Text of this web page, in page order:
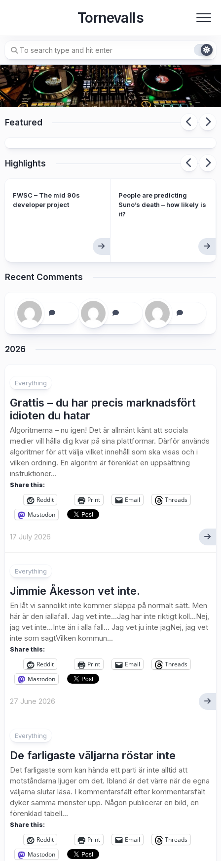
Tornevalls
Featured
Highlights
FWSC – The mid 90s
developer project
People are predicting
Suno’s death – how likely is
it?
Recent Comments
2026
Everything
Grattis – du har precis marknadsfört
idioten du hatar
Algoritmerna – nu igen! Det är allmänt känt att sociala
medier vill hålla dig kvar på sina plattformar. Därför används
algoritmer för att välja vilket innehåll som ska visas och i
vilken ordning. En algoritm är förenklat en uppsättning
instruktioner...
Share this:
Reddit Print Email
Threads
Mastodon
17 July 2026
Everything
Jimmie Åkesson vet inte.
En låt vi sannolikt inte kommer släppa på normalt sätt. Men
här är den iallafall. Jag vet inte…Jag har inte riktigt koll…Nej,
jag vet inte…Inte än i alla fall… Jag vet ju inte jagNej, jag vet
inte som sagtVilken kommun...
Share this:
Reddit Print Email
Threads
Mastodon
27 June 2026
Everything
De farligaste väljarna röstar inte
Det farligaste som kan hända ett parti är inte alltid att
motståndarna ljuger om det. Ibland är det värre när de egna
väljarna slutar läsa. I kommentarsfält efter kommentarsfält
dyker samma mönster upp. Någon publicerar en bild, en
förenklad tabell...
Share this:
Reddit Print Email
Threads
Mastodon